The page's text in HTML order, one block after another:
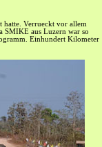
hatte. Verrueckt vor allem
SMIKE aus Luzern war so
Einhundert Kilometer